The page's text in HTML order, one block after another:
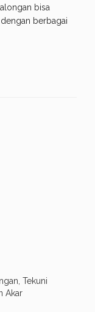
bisa
berbagai
Tekuni
Akar